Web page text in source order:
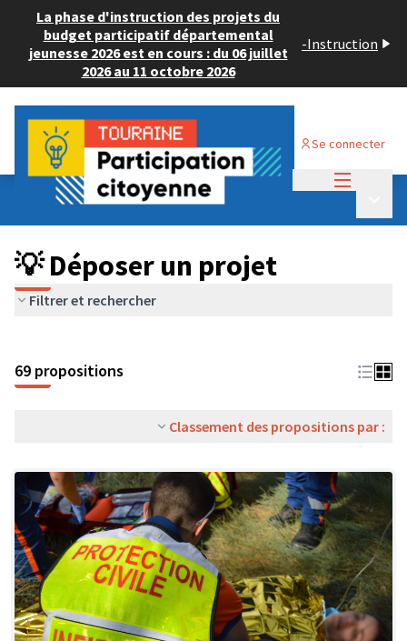
La phase d'instruction des projets du
budget participatif départemental
jeunesse 2026 est en cours : du 06 juillet
2026 au 11 octobre 2026
-Instruction
Se connecter
Budget Participatif ADULTE 2024
💡 Déposer un projet
💡 Déposer un projet
Filtrer et rechercher
69 propositions
Classement des propositions par :